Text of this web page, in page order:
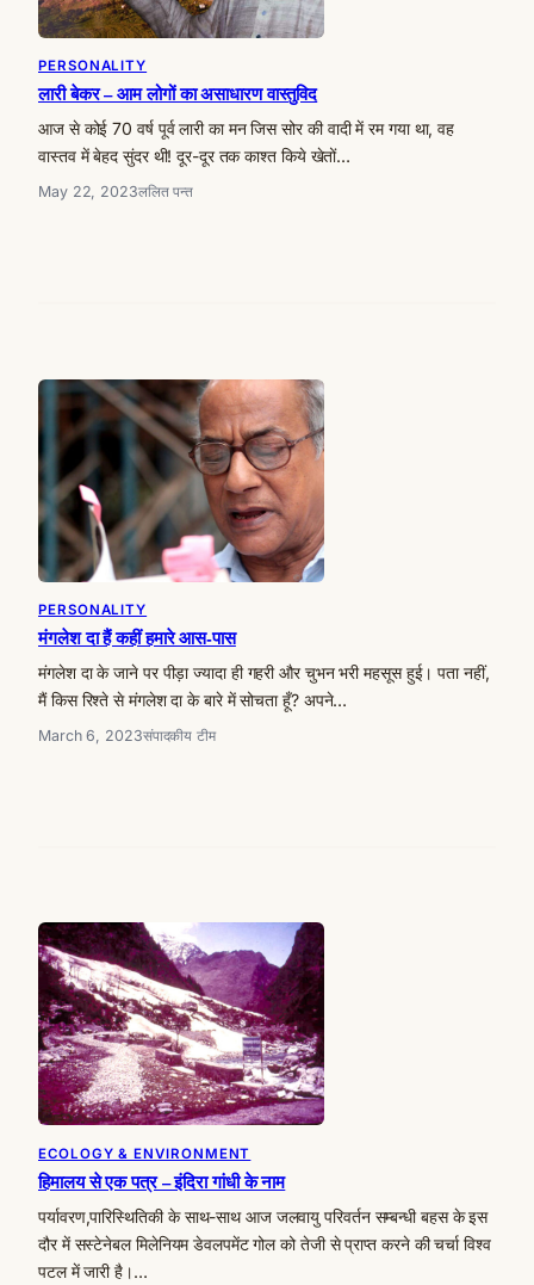
PERSONALITY
लारी बेकर – आम लोगों का असाधारण वास्तुविद
आज से कोई 70 वर्ष पूर्व लारी का मन जिस सोर की वादी में रम गया था, वह
वास्तव में बेहद सुंदर थी! दूर-दूर तक काश्त किये खेतों…
May 22, 2023ललित पन्त
PERSONALITY
मंगलेश दा हैं कहीं हमारे आस-पास
मंगलेश दा के जाने पर पीड़ा ज्यादा ही गहरी और चुभन भरी महसूस हुई। पता नहीं,
मैं किस रिश्ते से मंगलेश दा के बारे में सोचता हूँ? अपने…
March 6, 2023संपादकीय टीम
ECOLOGY & ENVIRONMENT
हिमालय से एक पत्र – इंदिरा गांधी के नाम
पर्यावरण,पारिस्थितिकी के साथ-साथ आज जलवायु परिवर्तन सम्बन्धी बहस के इस
दौर में सस्टेनेबल मिलेनियम डेवलपमेंट गोल को तेजी से प्राप्त करने की चर्चा विश्व
पटल में जारी है।…